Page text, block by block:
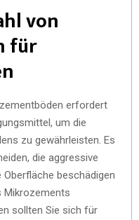
von
für
erfordert
um die
zu gewährleisten. Es
die aggressive
beschädigen
Mikrozements
sollten Sie sich für